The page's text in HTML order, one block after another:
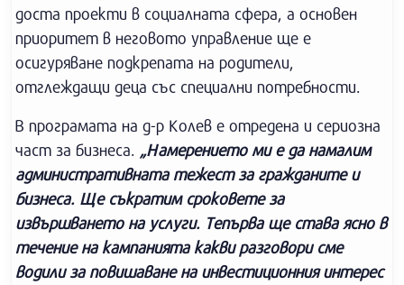
доста проекти в социалната сфера, а основен
приоритет в неговото управление ще е
осигуряване подкрепата на родители,
отглеждащи деца със специални потребности.
В програмата на д-р Колев е отредена и сериозна
част за бизнеса. „Намерението ми е да намалим
административната тежест за гражданите и
бизнеса. Ще съкратим сроковете за
извършването на услуги. Тепърва ще става ясно в
течение на кампанията какви разговори сме
водили за повишаване на инвестиционния интерес